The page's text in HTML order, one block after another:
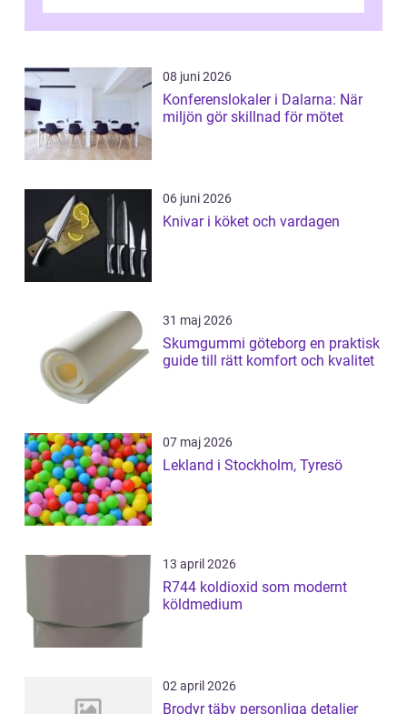
08 juni 2026
Konferenslokaler i Dalarna: När
miljön gör skillnad för mötet
06 juni 2026
Knivar i köket och vardagen
31 maj 2026
Skumgummi göteborg en praktisk
guide till rätt komfort och kvalitet
07 maj 2026
Lekland i Stockholm, Tyresö
13 april 2026
R744 koldioxid som modernt
köldmedium
02 april 2026
Brodyr täby personliga detaljer